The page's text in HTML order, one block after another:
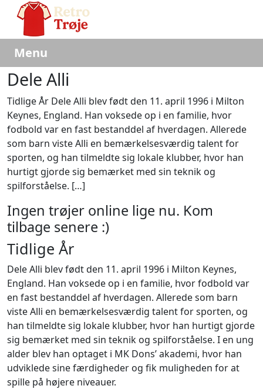
Menu
Dele Alli
Tidlige År Dele Alli blev født den 11. april 1996 i Milton
Keynes, England. Han voksede op i en familie, hvor
fodbold var en fast bestanddel af hverdagen. Allerede
som barn viste Alli en bemærkelsesværdig talent for
sporten, og han tilmeldte sig lokale klubber, hvor han
hurtigt gjorde sig bemærket med sin teknik og
spilforståelse. […]
Ingen trøjer online lige nu. Kom
tilbage senere :)
Tidlige År
Dele Alli blev født den 11. april 1996 i Milton Keynes,
England. Han voksede op i en familie, hvor fodbold var
en fast bestanddel af hverdagen. Allerede som barn
viste Alli en bemærkelsesværdig talent for sporten, og
han tilmeldte sig lokale klubber, hvor han hurtigt gjorde
sig bemærket med sin teknik og spilforståelse. I en ung
alder blev han optaget i MK Dons’ akademi, hvor han
udviklede sine færdigheder og fik muligheden for at
spille på højere niveauer.